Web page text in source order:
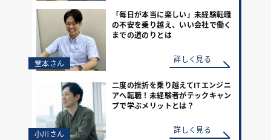
堂本さん
「毎日が本当に楽しい」未経験転職
の不安を乗り越え、いい会社で働く
までの道のりとは
詳しく見る
小川さん
二度の挫折を乗り越えてITエンジニ
アへ転職！未経験者がテックキャン
プで学ぶメリットとは？
詳しく見る